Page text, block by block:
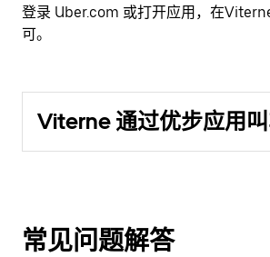
登录 Uber.com 或打开应用，在
可。
Viterne 通过优步应用
常见问题解答